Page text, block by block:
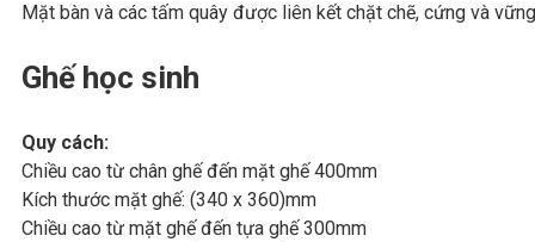
Mặt bàn và các tấm quây được liên kết chặt chẽ, cứng và
Ghế học sinh
Quy cách:
Chiều cao từ chân ghế đến mặt ghế 400mm
Kích thước mặt ghế: (340 x 360)mm
Chiều cao từ mặt ghế đến tựa ghế 300mm